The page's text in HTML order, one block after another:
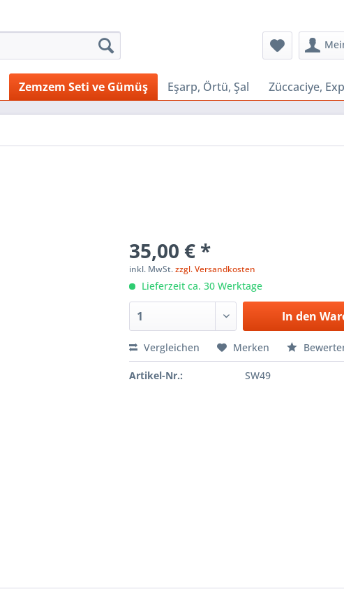
Zemzem Seti ve Gümüş Eşarp, Örtü, Şal Züccaciye,
35,00 € *
inkl. MwSt.zzgl. Versandkosten
Lieferzeit ca. 30 Werktage
In den
Vergleichen Merken
Artikel-Nr.: SW49